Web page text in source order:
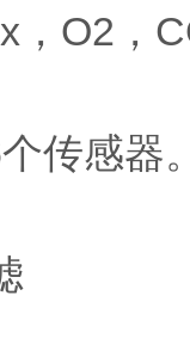
O2，
传感器